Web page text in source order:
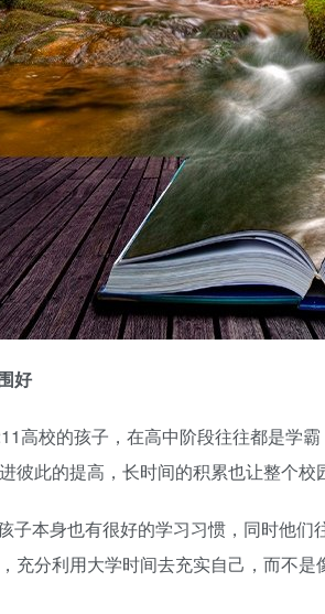
好
高校的孩子，在高中阶段往往都是学
彼此的提高，长时间的积累也让整个校
子本身也有很好的学习习惯，同时他
充分利用大学时间去充实自己，而不